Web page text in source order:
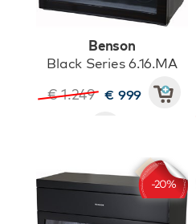
Benson
Black Series 6.16.MA
€ 1.249 € 999